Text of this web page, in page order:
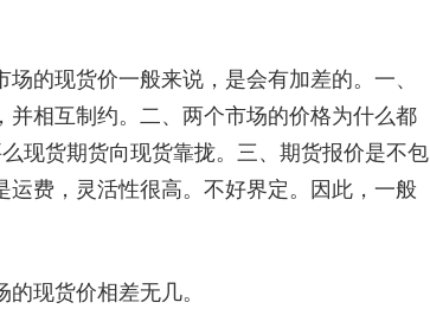
现货价一般来说，是会有加差的。一、
相互制约。二、两个市场的价格为什么都
现货期货向现货靠拢。三、期货报价是不包
费，灵活性很高。不好界定。因此，一般
现货价相差无几。